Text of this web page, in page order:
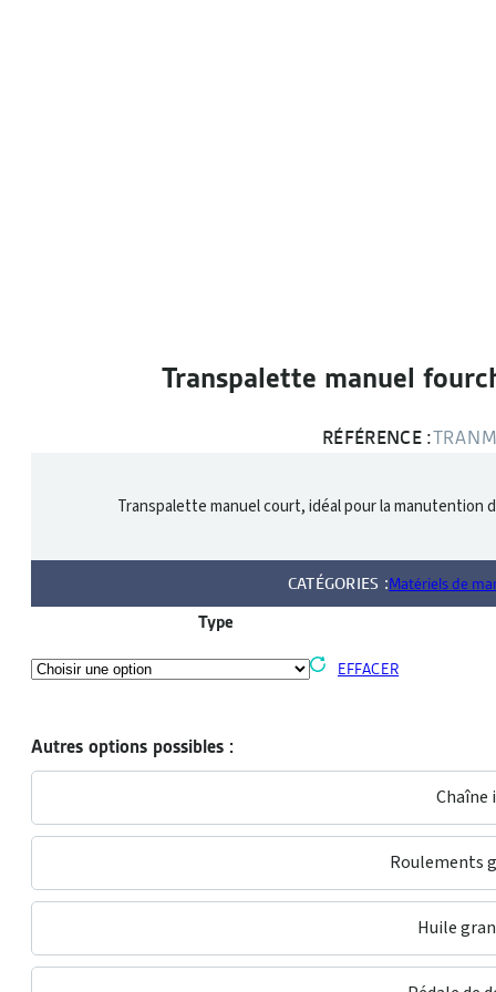
Transpalette manuel
RÉFÉRENCE :
Transpalette manuel court, idéal pour la
CATÉGORIES :Matériels de
Type
EFFACER
Autres options possibles :
Chaîne
Roulements
Huile